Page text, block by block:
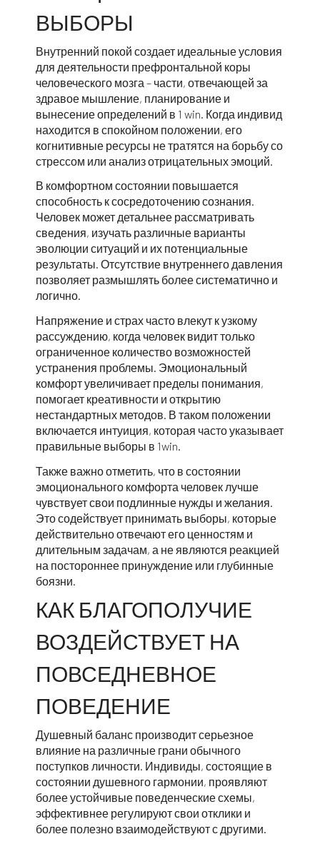
ВЫБОРЫ
Внутренний покой создает идеальные условия
для деятельности префронтальной коры
человеческого мозга – части, отвечающей за
здравое мышление, планирование и
вынесение определений в 1 win. Когда индивид
находится в спокойном положении, его
когнитивные ресурсы не тратятся на борьбу со
стрессом или анализ отрицательных эмоций.
В комфортном состоянии повышается
способность к сосредоточению сознания.
Человек может детальнее рассматривать
сведения, изучать различные варианты
эволюции ситуаций и их потенциальные
результаты. Отсутствие внутреннего давления
позволяет размышлять более систематично и
логично.
Напряжение и страх часто влекут к узкому
рассуждению, когда человек видит только
ограниченное количество возможностей
устранения проблемы. Эмоциональный
комфорт увеличивает пределы понимания,
помогает креативности и открытию
нестандартных методов. В таком положении
включается интуиция, которая часто указывает
правильные выборы в 1win.
Также важно отметить, что в состоянии
эмоционального комфорта человек лучше
чувствует свои подлинные нужды и желания.
Это содействует принимать выборы, которые
действительно отвечают его ценностям и
длительным задачам, а не являются реакцией
на постороннее принуждение или глубинные
боязни.
КАК БЛАГОПОЛУЧИЕ
ВОЗДЕЙСТВУЕТ НА
ПОВСЕДНЕВНОЕ
ПОВЕДЕНИЕ
Душевный баланс производит серьезное
влияние на различные грани обычного
поступков личности. Индивиды, состоящие в
состоянии душевного гармонии, проявляют
более устойчивые поведенческие схемы,
эффективнее регулируют свои отклики и
более полезно взаимодействуют с другими.